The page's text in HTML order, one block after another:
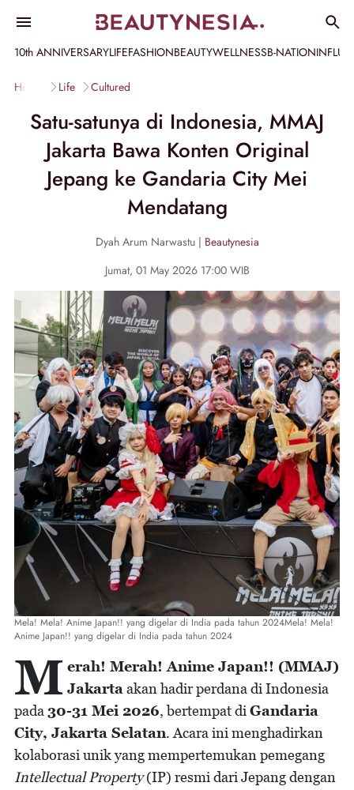
10th ANNIVERSARYLIFEFASHIONBEAUTYWELLNESSB-NATION
Home Life Cultured
Satu-satunya di Indonesia, MMAJ
Jakarta Bawa Konten Original
Jepang ke Gandaria City Mei
Mendatang
Dyah Arum Narwastu | Beautynesia
Jumat, 01 May 2026 17:00 WIB
Mela! Mela! Anime Japan!! yang digelar di India pada tahun 2024Mela! Mela!
Anime Japan!! yang digelar di India pada tahun 2024
M erah! Merah! Anime Japan!! (MMAJ)
Jakarta akan hadir perdana di Indonesia
pada 30-31 Mei 2026, bertempat di Gandaria
City, Jakarta Selatan. Acara ini menghadirkan
kolaborasi unik yang mempertemukan pemegang
Intellectual Property(IP) resmi dari Jepang dengan